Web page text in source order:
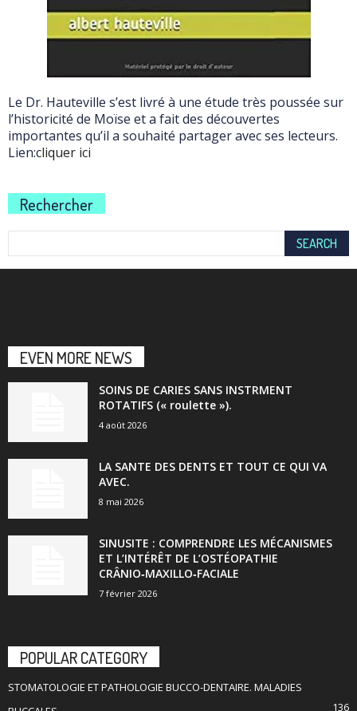
Le Dr. Hauteville s’est livré à une étude très poussée sur
l’historicité de Moïse et a fait des découvertes
importantes qu’il a souhaité partager avec ses lecteurs.
Lien:cliquer ici
Rechercher
EVEN MORE NEWS
SOINS DE CARIES SANS INSTRMENT
ROTATIFS (« roulette »).
4 août 2026
LA SANTE DES DENTS ET TOUT CE QUI VA
AVEC.
8 mai 2026
SINUSITE : COMPRENDRE LES MÉCANISMES
ET L’INTÉRÊT DE L’OSTÉOPATHIE
CRÂNIO‑MAXILLO‑FACIALE
7 février 2026
POPULAR CATEGORY
STOMATOLOGIE ET PATHOLOGIE BUCCO-DENTAIRE. MALADIES
136